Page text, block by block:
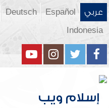
عربي Español
Deutsch
Indonesia